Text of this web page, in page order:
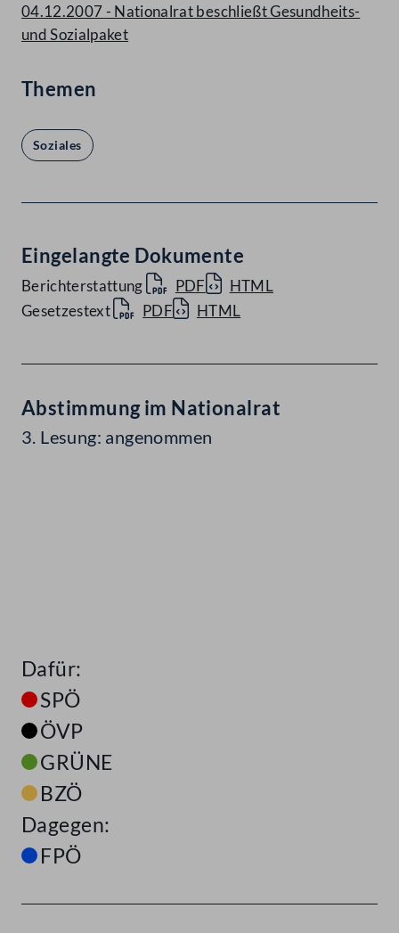
04.12.2007 - Nationalrat beschließt Gesundheits-
und Sozialpaket
Themen
Soziales
Eingelangte Dokumente
Berichterstattung PDF
HTML
Gesetzestext
PDF HTML
Abstimmung im Nationalrat
3. Lesung: angenommen
Dafür:
SPÖ
ÖVP
GRÜNE
BZÖ
Dagegen:
FPÖ